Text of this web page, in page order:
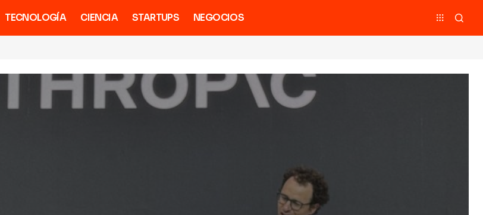
TECNOLOGÍA CIENCIA STARTUPS NEGOCIOS